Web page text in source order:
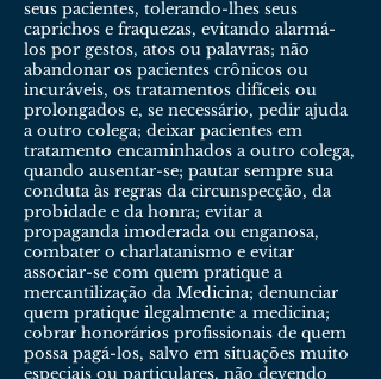
seus pacientes, tolerando-lhes seus
caprichos e fraquezas, evitando alarmá-
los por gestos, atos ou palavras; não
abandonar os pacientes crônicos ou
incuráveis, os tratamentos difíceis ou
prolongados e, se necessário, pedir ajuda
a outro colega; deixar pacientes em
tratamento encaminhados a outro colega,
quando ausentar-se; pautar sempre sua
conduta às regras da circunspecção, da
probidade e da honra; evitar a
propaganda imoderada ou enganosa,
combater o charlatanismo e evitar
associar-se com quem pratique a
mercantilização da Medicina; denunciar
quem pratique ilegalmente a medicina;
cobrar honorários profissionais de quem
possa pagá-los, salvo em situações muito
especiais ou particulares, não devendo